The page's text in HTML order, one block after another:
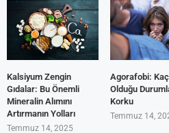
Kalsiyum Zengin
Gıdalar: Bu Önemli
Mineralin Alımını
Artırmanın Yolları
Temmuz 14, 2025
Agorafobi:
Olduğu
Korku
Temmuz 14,